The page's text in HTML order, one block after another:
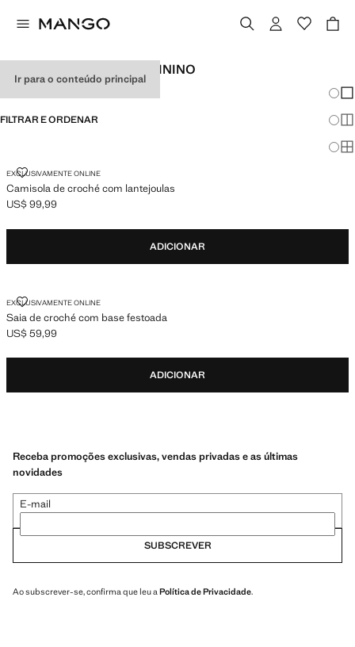
Ir para o conteúdo principal
LOOKS DE FESTIVAL FEMININO
FILTRAR E ORDENAR
EXCLUSIVAMENTE ONLINE
Camisola de croché com lantejoulas
CAMISOLA DE CROCHÉ COM LANTEJOULAS
Preço atual [US$ 99,99 ]
US$ 99,99
ADICIONAR
EXCLUSIVAMENTE ONLINE
Saia de croché com base festoada
SAIA DE CROCHÉ COM BASE FESTOADA
Preço atual [US$ 59,99 ]
US$ 59,99
ADICIONAR
Receba promoções exclusivas, vendas privadas e as últimas
novidades
E-mail
SUBSCREVER
Ao subscrever-se, confirma que leu a Política de Privacidade.